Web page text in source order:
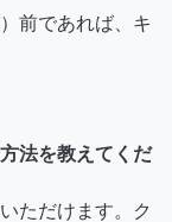
前であれば、キ
法を教えてくだ
ただけます。ク